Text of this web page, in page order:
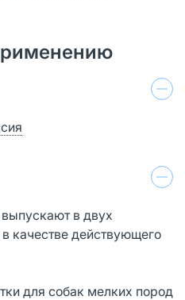
в двух
качестве действующего
для собак мелких пород